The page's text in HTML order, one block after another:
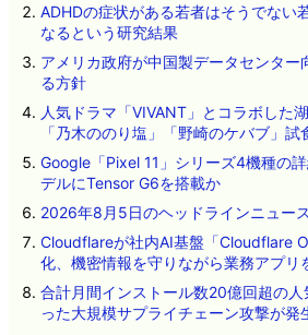
ADHDの症状がある若者はそうでない
なるという研究結果
アメリカ政府が中国製データセンター
る方針
人気ドラマ「VIVANT」とコラボした
「乃木ののり塩」「野崎のケバブ」試
Google「Pixel 11」シリーズ4機種の
デルにTensor G6を搭載か
2026年8月5日のヘッドラインニュース
Cloudflareが社内AI基盤「Cloudflare
化、機密情報を守りながら業務アプリ
合計月間インストール数20億回超の
った大規模サプライチェーン攻撃が発